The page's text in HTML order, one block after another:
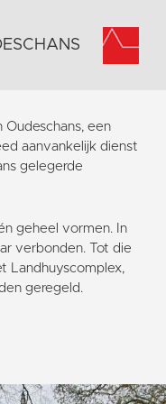
een
aanvankelijk dienst
gelegerde
geheel vormen. In
verbonden. Tot die
Landhuyscomplex,
geregeld.